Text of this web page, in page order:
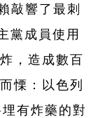
敲響了最刺
黨成員使用
，造成數百
慄：以色列
有炸藥的對